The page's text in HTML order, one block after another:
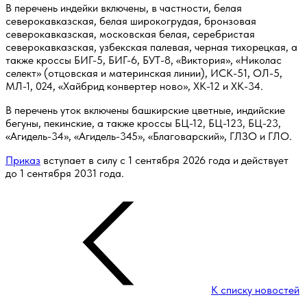
В перечень индейки включены, в частности, белая
северокавказская, белая широкогрудая, бронзовая
северокавказская, московская белая, серебристая
северокавказская, узбекская палевая, черная тихорецкая, а
также кроссы БИГ-5, БИГ-6, БУТ-8, «Виктория», «Николас
селект» (отцовская и материнская линии), ИСК-51, ОЛ-5,
МЛ-1, 024, «Хайбрид конвертер ново», ХК-12 и ХК-34.
В перечень уток включены башкирские цветные, индийские
бегуны, пекинские, а также кроссы БЦ-12, БЦ-123, БЦ-23,
«Агидель-34», «Агидель-345», «Благоварский», ГЛЗО и ГЛО.
Приказ вступает в силу с 1 сентября 2026 года и действует
до 1 сентября 2031 года.
К списку новостей